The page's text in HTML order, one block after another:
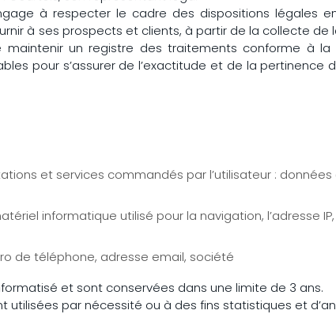
à respecter le cadre des dispositions légales
à ses prospects et clients, à partir de la collecte de
un registre des traitements conforme à la
pour s’assurer de l’exactitude et de la pertinence
et services commandés par l’utilisateur :
informatique utilisé pour la navigation, l’adresse
de téléphone, adresse email, société
et sont conservées dans une limite de 3 ans.
par nécessité ou à des fins statistiques et